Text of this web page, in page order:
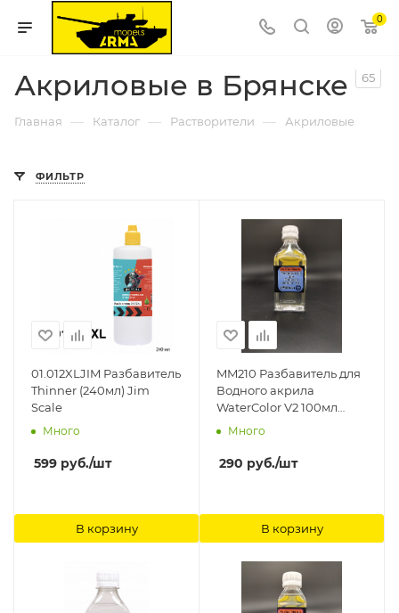
0
Акриловые в Брянске 65
Главная — Каталог — Растворители — Акриловые
ФИЛЬТР
01.012XLJIM Разбавитель
Thinner (240мл) Jim
Scale
Много
599 руб./шт
В корзину
MM210 Разбавитель для
Водного акрила
WaterColor V2 100мл
Мастерская Мажор
Много
290 руб./шт
В корзину